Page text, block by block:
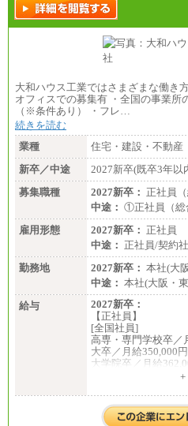
大和ハウス工業ではさまざまな働き
オフィスでの募集有 ・全国の事業所
（※条件あり） ・フレ…
続きを読む
業種
住宅・建設・不動産
新卒／中途
2027新卒(既卒3年以
募集職種
2027新卒： 正社員
中途： ①正社員（
雇用形態
2027新卒： 正社員
中途： 正社員/契約
勤務地
2027新卒： 本社(大
中途： 本社(大阪・
給与
2027新卒：
【正社員】
[全国社員]
高専・専門学校卒／
大卒／月給350,000円
大学院卒／月給
[地域社員]月給
【正社員】
[全国社員]月給
[地域社員]月給